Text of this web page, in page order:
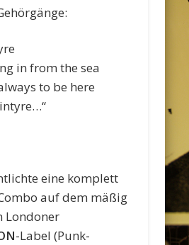
in from the sea
to be here
eine komplett
auf dem mäßig
Londoner
-Label (Punk-